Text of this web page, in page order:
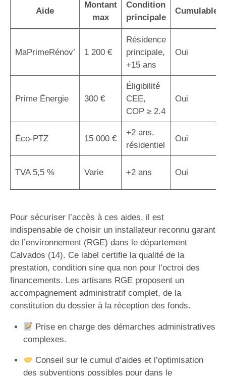
Aide
Montant
max
Condition
principale
Cumulable
MaPrimeRénov’ 1 200 €
Résidence
principale,
+15 ans
Oui
Prime Énergie 300 €
Éligibilité
CEE,
COP ≥ 2.4
Oui
Éco-PTZ 15 000 €
+2 ans,
résidentiel
Oui
TVA 5,5 % Varie +2 ans Oui
Pour sécuriser l’accès à ces aides, il est
indispensable de choisir un installateur reconnu garant
de l’environnement (RGE) dans le département
Calvados (14). Ce label certifie la qualité de la
prestation, condition sine qua non pour l’octroi des
financements. Les artisans RGE proposent un
accompagnement administratif complet, de la
constitution du dossier à la réception des fonds.
Prise en charge des démarches administratives
complexes.
Conseil sur le cumul d’aides et l’optimisation
des subventions possibles pour dans le